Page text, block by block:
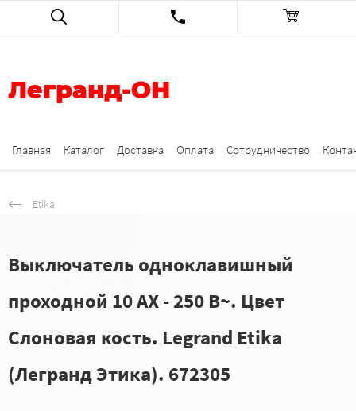
Легранд-ОН
Главная Каталог Доставка Оплата Сотрудничество
Etika
Выключатель одноклавишный
проходной 10 AX - 250 В~. Цвет
Слоновая кость. Legrand Etika
(Легранд Этика). 672305